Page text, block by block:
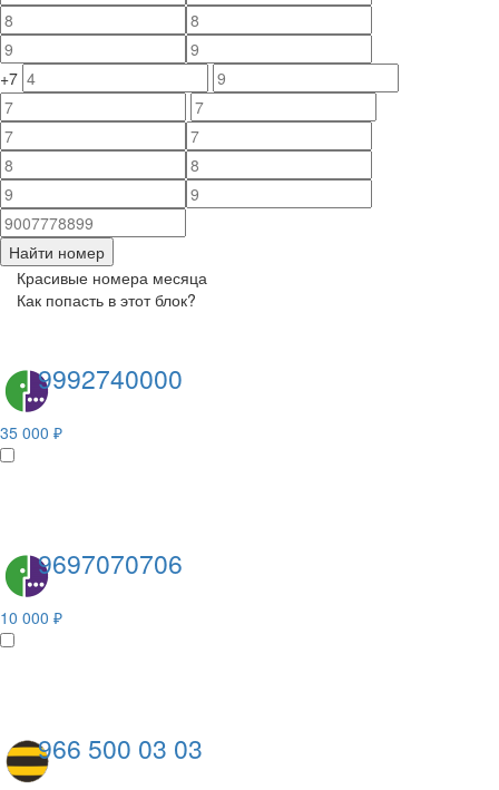
+7
Найти номер
Красивые номера месяца
Как попасть в этот блок?
9992740000
35 000 ₽
9697070706
10 000 ₽
966 500 03 03